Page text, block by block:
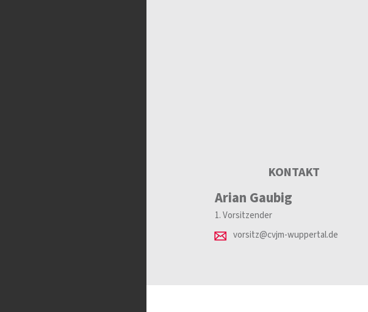
KONTAKT
Arian Gaubig
1. Vorsitzender
vorsitz@cvjm-wuppertal.de